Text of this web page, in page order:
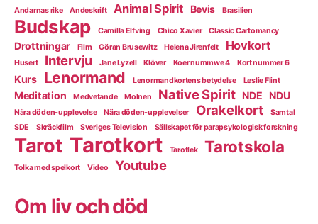
Andarnas rike Andeskrift Animal Spirit Bevis Brasilien
Budskap Camilla Elfving Chico Xavier Classic Cartomancy
Drottningar Film Göran Brusewitz Helena Jirenfelt Hovkort
Husert Intervju Jane Lyzell Klöver Koer nummwe 4 Kort nummer 6
Kurs Lenormand Lenormandkortens betydelse Leslie Flint
Meditation Medvetande Molnen Native Spirit NDE NDU
Nära döden-upplevelse Nära döden-upplevelser Orakelkort
Samtal
SDE
Skräckfilm Sveriges Television Sällskapet för parapsykologisk forskning
Tarot Tarotkort Tarotlek Tarotskola
Tolka med spelkort Video Youtube
Om liv och död